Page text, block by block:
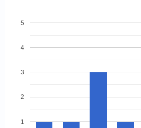
1
2
3
4
5